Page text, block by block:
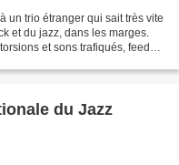
un trio étranger qui sait très vite
et du jazz, dans les marges.
et sons trafiqués, feed
du Jazz